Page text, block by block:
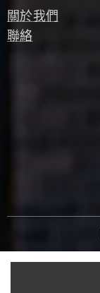
關於我們
聯絡